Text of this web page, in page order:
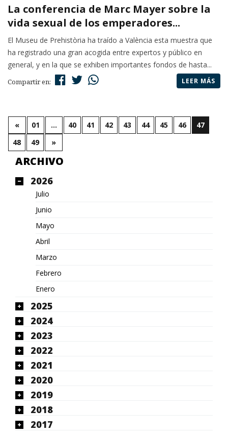
La conferencia de Marc Mayer sobre la
vida sexual de los emperadores...
El Museu de Prehistòria ha traído a València esta muestra que
ha registrado una gran acogida entre expertos y público en
general, y en la que se exhiben importantes fondos de hasta...
Compartir en: LEER MÁS
« 01 … 40 41 42 43 44 45 46
47
48
49 »
ARCHIVO
2026
Julio
Junio
Mayo
Abril
Marzo
Febrero
Enero
2025
2024
2023
2022
2021
2020
2019
2018
2017